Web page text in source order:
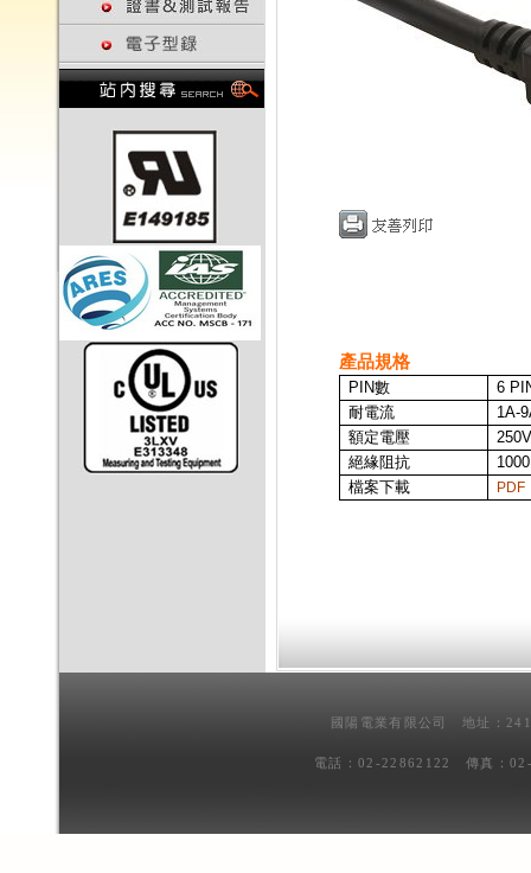
產品規格
PIN數
6
耐電流
1A-
額定電壓
絕緣阻抗
檔案下載
PDF
國陽電業有限公司 地址：
電話：02-22862122 傳真：